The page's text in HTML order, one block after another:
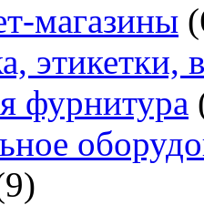
магазины
этикетки,
фурнитура